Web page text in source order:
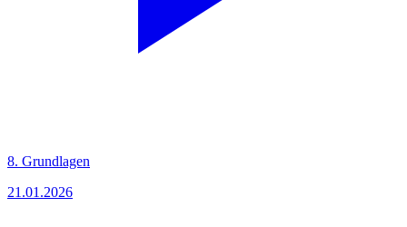
8. Grundlagen
21.01.2026